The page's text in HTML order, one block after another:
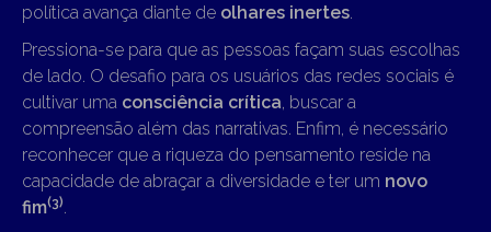
política avança diante de olhares inertes.
Pressiona-se para que as pessoas façam suas escolhas
de lado. O desafio para os usuários das redes sociais é
cultivar uma consciência crítica, buscar a
compreensão além das narrativas. Enfim, é necessário
reconhecer que a riqueza do pensamento reside na
capacidade de abraçar a diversidade e ter um novo
fim(3).